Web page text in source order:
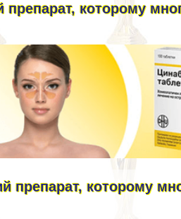
которому
препарат, которому